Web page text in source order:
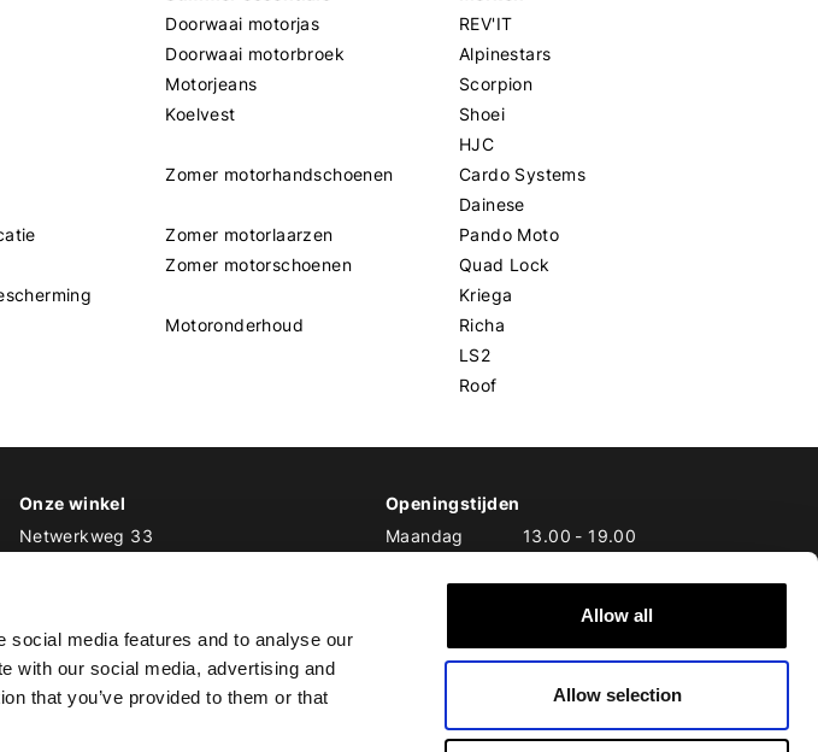
social media features and to analyse our
with our social media, advertising and
that you’ve provided to them or that
Allow all
Allow selection
Doorwaai motorjas
Doorwaai motorbroek
Motorjeans
Koelvest
Zomer motorhandschoenen
Zomer motorlaarzen
Zomer motorschoenen
Motoronderhoud
REV'IT
Alpinestars
Scorpion
Shoei
HJC
Cardo Systems
Dainese
Pando Moto
Quad Lock
Kriega
Richa
LS2
Roof
Onze winkel
Netwerkweg 33
T 020 493 03 67
Openingstijden
Maandag
13.00 - 19.00
Woensdag
10.00-19.00
-20.00
Zaterdag
10.00-17.00
10.00-17.00